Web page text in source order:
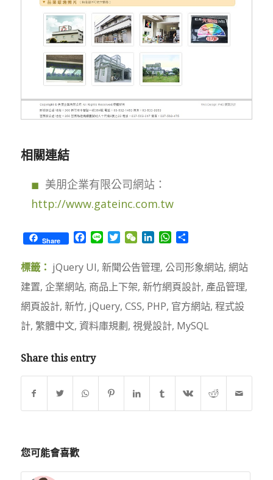
相關連結
美朋企業有限公司網站：
http://www.gateinc.com.tw
Share Facebook
LineTwitterWeChatLinkedInWhatsApp
Share
標籤： jQuery UI, 新聞公告管理, 公司形象網站, 網站
建置, 企業網站, 商品上下架, 新竹網頁設計, 產品管理,
網頁設計, 新竹, jQuery, CSS, PHP, 官方網站, 程式設
計, 繁體中文, 資料庫規劃, 視覺設計, MySQL
Share this entry
您可能會喜歡